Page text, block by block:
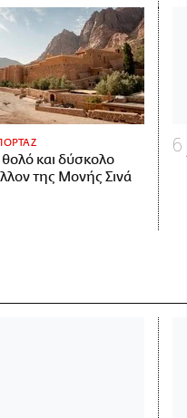
και δύσκολο
της Μονής Σινά